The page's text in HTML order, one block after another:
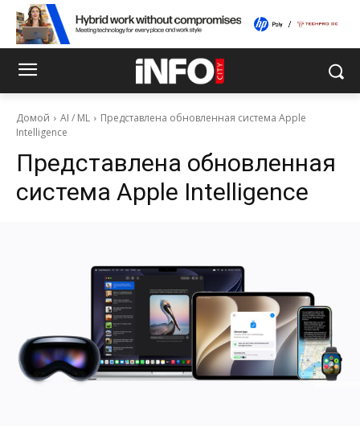
Домой AI / ML
Представлена обновленная система Apple
Intelligence
Представлена обновленная
система Apple Intelligence